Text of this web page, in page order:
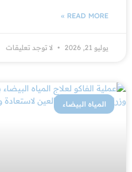
READ MORE »
يوليو 21, 2026 لا توجد تعليقات
المياه البيضاء